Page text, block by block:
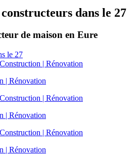
dans le 27
de maison en Eure
le 27
| Rénovation
| Rénovation
| Rénovation